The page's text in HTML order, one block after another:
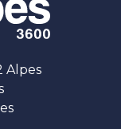
Alpes